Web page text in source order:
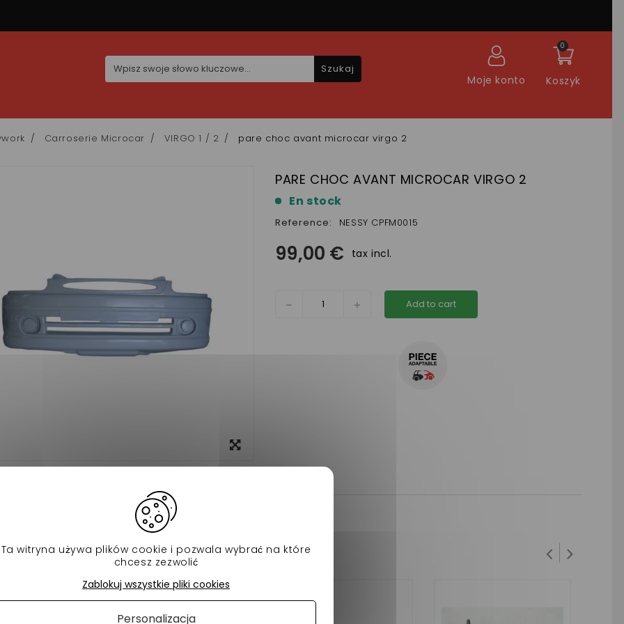
Koszyk
0
Moje konto
Szukaj
Carroserie Microcar VIRGO 1 / 2 pare choc avant microcar virgo 2
PARE CHOC AVANT MICROCAR VIRGO 2
En stock
Reference: NESSY CPFM0015
99,00 € tax incl.
Add to cart
avant microcar virgo 2 pour votre voiture sans permis
produktów w tej samej kategorii:
Ta witryna używa plików cookie i pozwala wybrać na które
chcesz zezwolić
Zablokuj wszystkie pliki cookies
Personalizacja